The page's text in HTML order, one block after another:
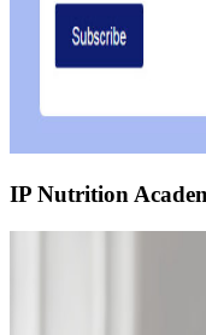
IP Nutrition